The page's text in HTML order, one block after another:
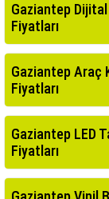
Gaziantep Dijital
Fiyatları
Gaziantep Araç
Fiyatları
Gaziantep LED
Fiyatları